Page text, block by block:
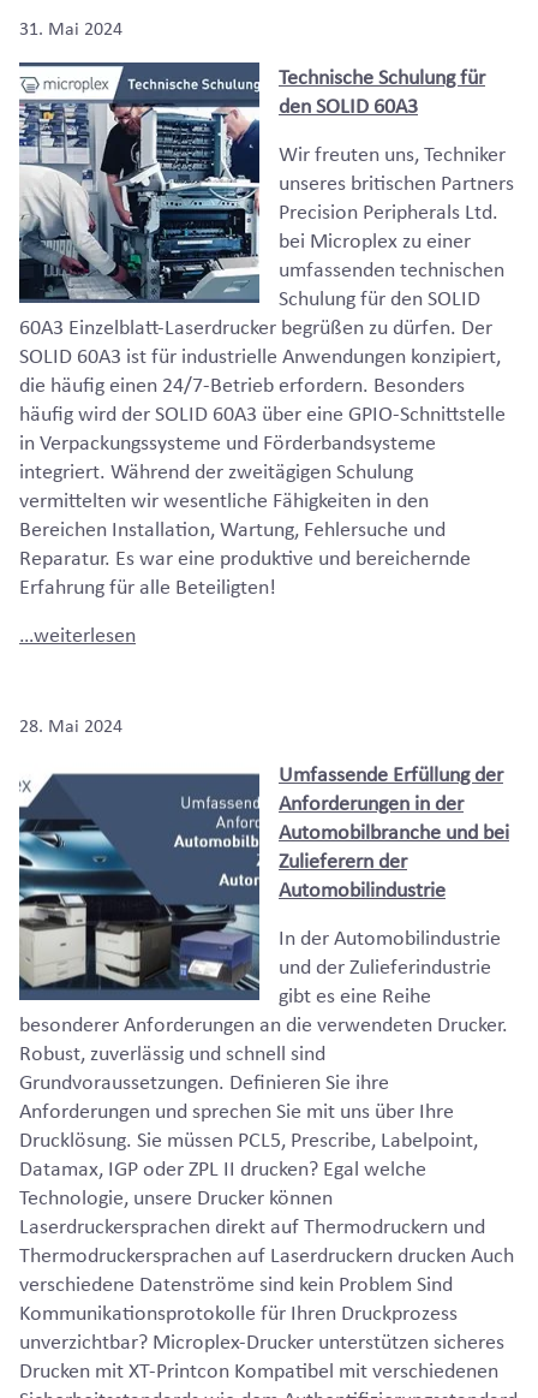
31. Mai 2024
Technische Schulung für
den SOLID 60A3
Wir freuten uns, Techniker
unseres britischen Partners
Precision Peripherals Ltd.
bei Microplex zu einer
umfassenden technischen
Schulung für den SOLID
60A3 Einzelblatt-Laserdrucker begrüßen zu dürfen. Der
SOLID 60A3 ist für industrielle Anwendungen konzipiert,
die häufig einen 24/7-Betrieb erfordern. Besonders
häufig wird der SOLID 60A3 über eine GPIO-Schnittstelle
in Verpackungssysteme und Förderbandsysteme
integriert. Während der zweitägigen Schulung
vermittelten wir wesentliche Fähigkeiten in den
Bereichen Installation, Wartung, Fehlersuche und
Reparatur. Es war eine produktive und bereichernde
Erfahrung für alle Beteiligten!
…weiterlesen
28. Mai 2024
Umfassende Erfüllung der
Anforderungen in der
Automobilbranche und bei
Zulieferern der
Automobilindustrie
In der Automobilindustrie
und der Zulieferindustrie
gibt es eine Reihe
besonderer Anforderungen an die verwendeten Drucker.
Robust, zuverlässig und schnell sind
Grundvoraussetzungen. Definieren Sie ihre
Anforderungen und sprechen Sie mit uns über Ihre
Drucklösung. Sie müssen PCL5, Prescribe, Labelpoint,
Datamax, IGP oder ZPL II drucken? Egal welche
Technologie, unsere Drucker können
Laserdruckersprachen direkt auf Thermodruckern und
Thermodruckersprachen auf Laserdruckern drucken Auch
verschiedene Datenströme sind kein Problem Sind
Kommunikationsprotokolle für Ihren Druckprozess
unverzichtbar? Microplex-Drucker unterstützen sicheres
Drucken mit XT-Printcon Kompatibel mit verschiedenen